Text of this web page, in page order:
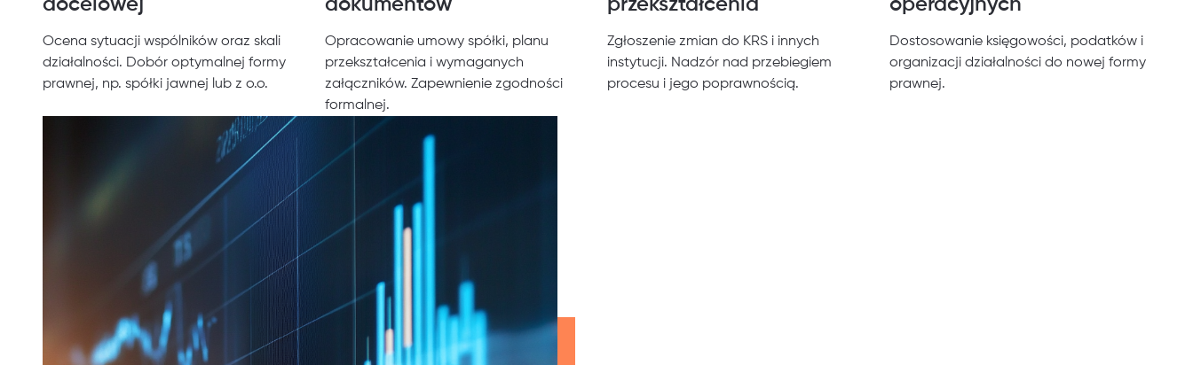
docelowej
Ocena sytuacji wspólników oraz skali
działalności. Dobór optymalnej formy
prawnej, np. spółki jawnej lub z o.o.
dokumentów
Opracowanie umowy spółki, planu
przekształcenia i wymaganych
załączników. Zapewnienie zgodności
formalnej.
przekształcenia
Zgłoszenie zmian do KRS i innych
instytucji. Nadzór nad przebiegiem
procesu i jego poprawnością.
operacyjnych
Dostosowanie księgowości, podatków i
organizacji działalności do nowej formy
prawnej.